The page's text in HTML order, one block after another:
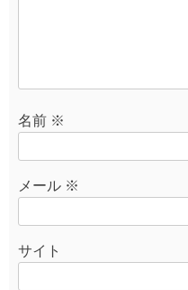
名前 ※
メール ※
サイト